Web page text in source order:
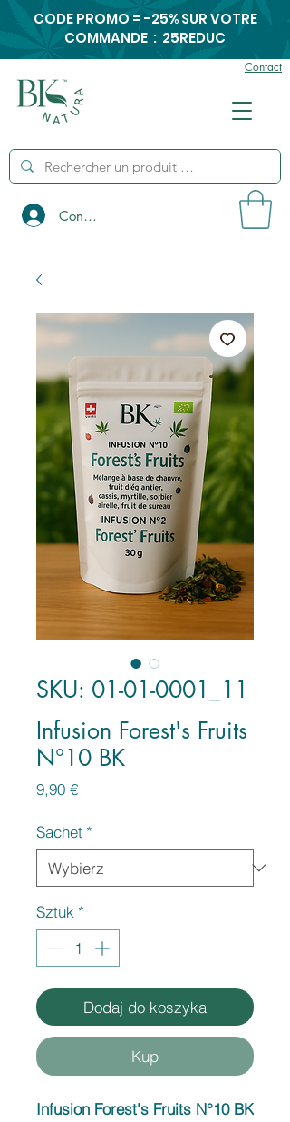
Contact
Connexion
CODE PROMO = -25% SUR VOTRE
COMMANDE : 25REDUC
SKU: 01-01-0001_11
Infusion Forest's Fruits
N°10 BK
9,90 €Cena
Sachet *
Sztuk *
Dodaj do koszyka
Kup
Infusion Forest's Fruits N°10 BK